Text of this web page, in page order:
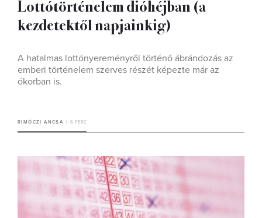
Lottótörténelem dióhéjban (a
kezdetektől napjainkig)
A hatalmas lottónyereményről történő ábrándozás az
emberi történelem szerves részét képezte már az
ókorban is.
RIMÓCZI ANCSA 6 PERC